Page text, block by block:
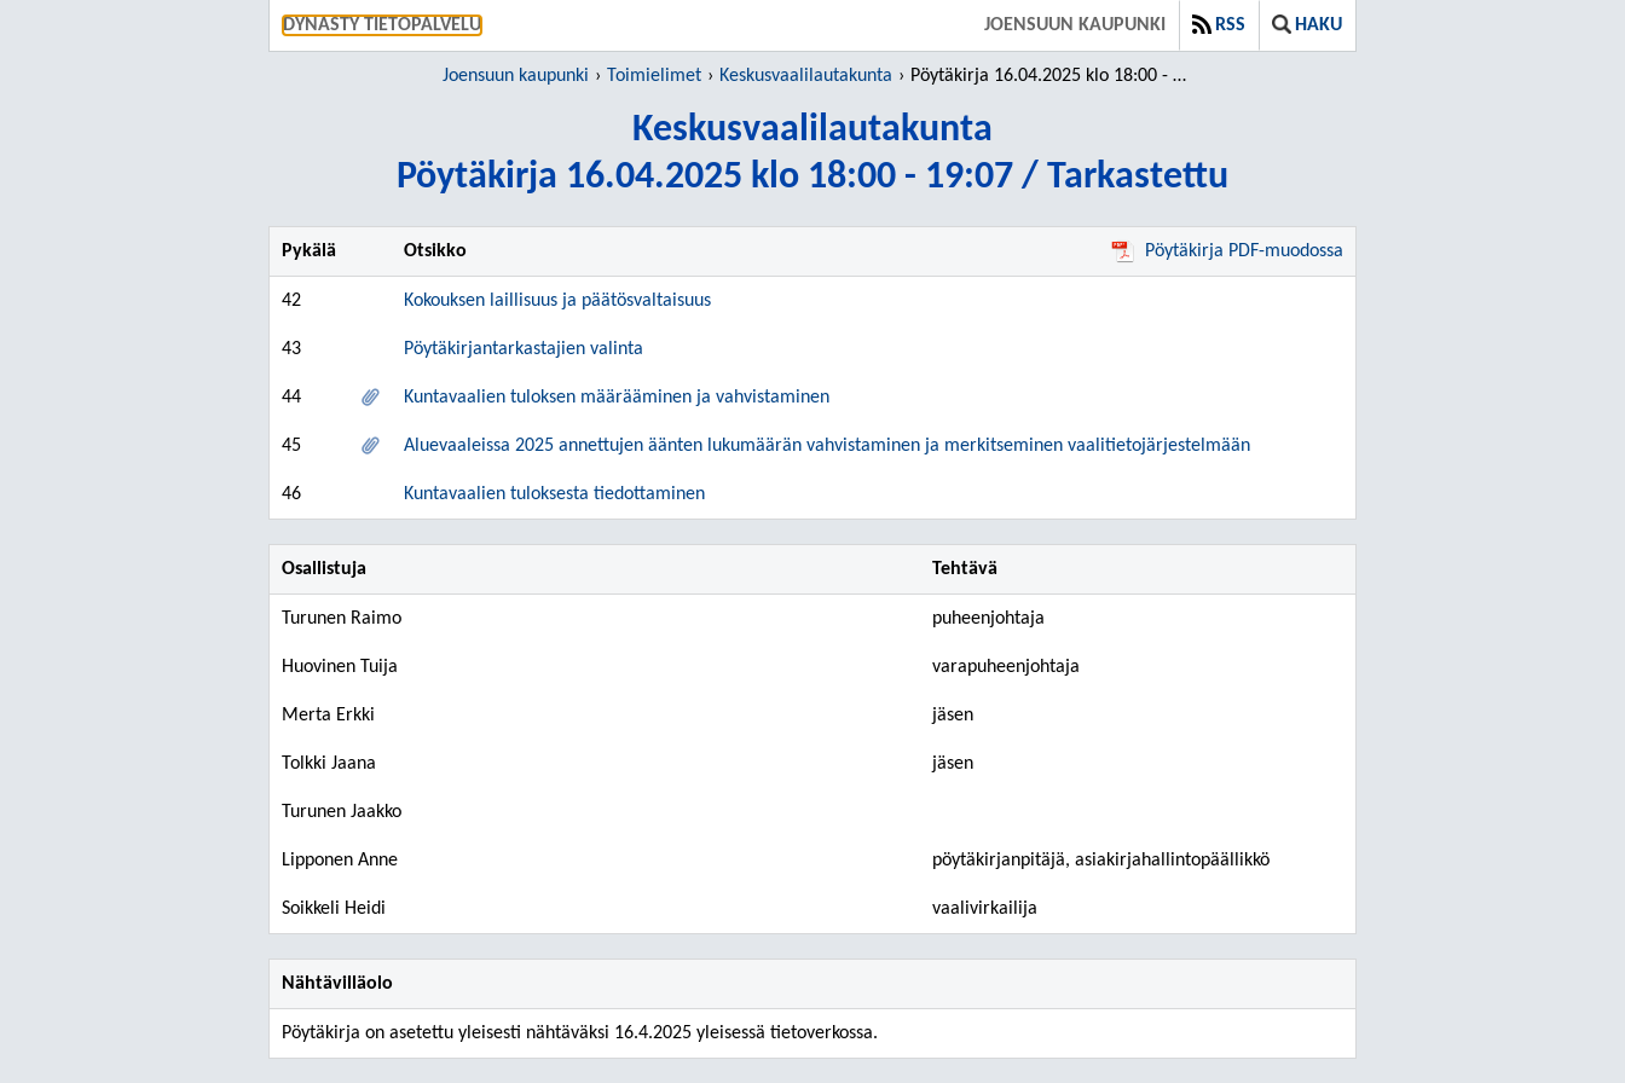
DYNASTY TIETOPALVELU JOENSUUN KAUPUNKI RSS HAKU
Joensuun kaupunki Toimielimet Keskusvaalilautakunta Pöytäkirja 16.04.2025 klo 18:00 - 19:07 / Tarkastettu
Keskusvaalilautakunta
Pöytäkirja 16.04.2025 klo 18:00 - 19:07 / Tarkastettu
Pykälä Otsikko Pöytäkirja PDF-muodossa
42 Kokouksen laillisuus ja päätösvaltaisuus
43 Pöytäkirjantarkastajien valinta
44 Kuntavaalien tuloksen määrääminen ja vahvistaminen
45 Aluevaaleissa 2025 annettujen äänten lukumäärän vahvistaminen ja merkitseminen vaalitietojärjestelmään
46 Kuntavaalien tuloksesta tiedottaminen
Osallistuja Tehtävä
Turunen Raimo puheenjohtaja
Huovinen Tuija varapuheenjohtaja
Merta Erkki jäsen
Tolkki Jaana jäsen
Turunen Jaakko
Lipponen Anne pöytäkirjanpitäjä, asiakirjahallintopäällikkö
Soikkeli Heidi vaalivirkailija
Nähtävilläolo
Pöytäkirja on asetettu yleisesti nähtäväksi 16.4.2025 yleisessä tietoverkossa.